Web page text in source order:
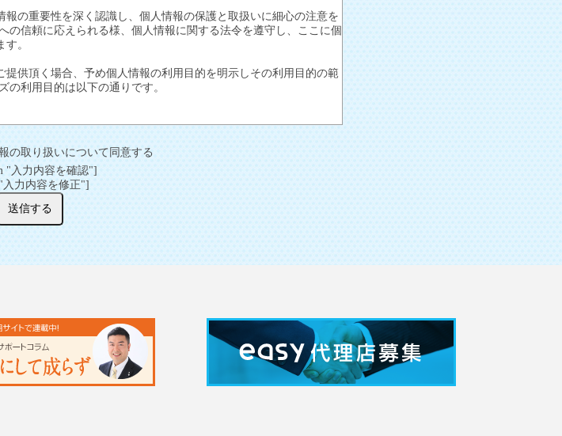
の重要性を深く認識し、個人情報の保護と取扱いに細心の注意を
の信頼に応えられる様、個人情報に関する法令を遵守し、ここに個
。
供頂く場合、予め個人情報の利用目的を明示しその利用目的の範
の利用目的は以下の通りです。
個人情報を第三者に提供することはございません。
あって、ご本人様の同意を得ることが困難な場合
ても個人情報の管理・秘密保持・再提供の禁止など、お客さまの
ます。
（利用目的の通知、開示、内容の訂正・追加・削除、利用の停止
せ窓口に申し出ることができます。その際はお客様ご本人を確認
の取り扱いについて同意する
"入力内容を確認"]
入力内容を修正"]